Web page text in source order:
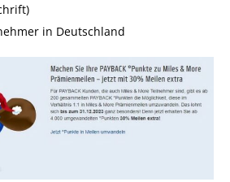
in Deutschland